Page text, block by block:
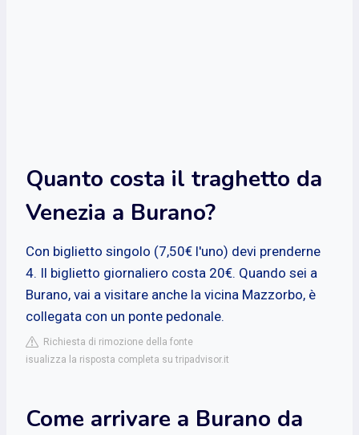
Quanto costa il traghetto da
Venezia a Burano?
Con biglietto singolo (7,50€ l'uno) devi prenderne
4. Il biglietto giornaliero costa 20€. Quando sei a
Burano, vai a visitare anche la vicina Mazzorbo, è
collegata con un ponte pedonale.
Richiesta di rimozione della fonte
isualizza la risposta completa su tripadvisor.it
Come arrivare a Burano da